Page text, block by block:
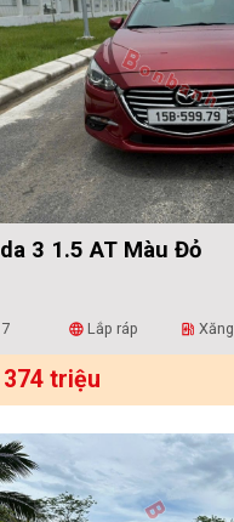
3 1.5 AT Màu Đỏ
language Lắp ráp ev_station Xăng
374 triệu